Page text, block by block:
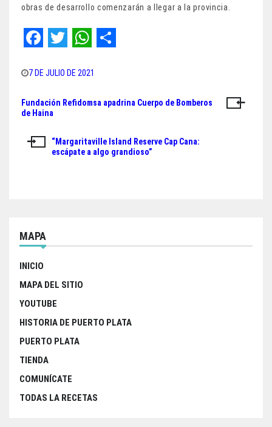
obras de desarrollo comenzarán a llegar a la provincia.
a
c
e
b
o
w
i
t
t
e
h
a
s
A
a
e
7 DE JULIO DE 2021
Navegación
entradas
Fundación Refidomsa apadrina Cuerpo de Bomberos
de Haina
“Margaritaville Island Reserve Cap Cana:
escápate a algo grandioso”
MAPA
INICIO
MAPA DEL SITIO
YOUTUBE
HISTORIA DE PUERTO PLATA
PUERTO PLATA
TIENDA
COMUNÍCATE
TODAS LA RECETAS